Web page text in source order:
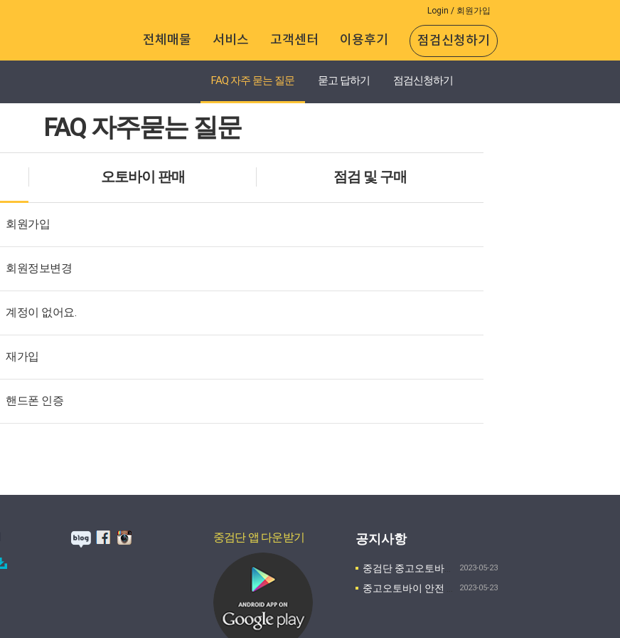
Login / 회원가입
전체매물 서비스 고객센터 이용후기 점검신청하기
통합검색
FAQ 자주 묻는 질문 묻고 답하기 점검신청하기
FAQ 자주묻는 질문
오토바이 판매 점검 및 구매
회원가입
회원정보변경
계정이 없어요.
재가입
핸드폰 인증
중검단 앱 다운받기 공지사항
2023-05-23
2023-05-23